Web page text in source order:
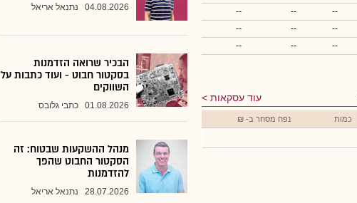
--
--
--
--
--
--
--
--
--
עוד עסקאות
כמות נפח מסחר ב- ₪
04.08.2026 נתנאל אריאל
הבכיר שרואה הזדמנות
בסקטור חבוט - ועוד כתבות על
השווקים
01.08.2026 כתבי גלובס
מנהל ההשקעות שבטוח: זה
הסקטור החבוט שהפך
להזדמנות
28.07.2026 נתנאל אריאל